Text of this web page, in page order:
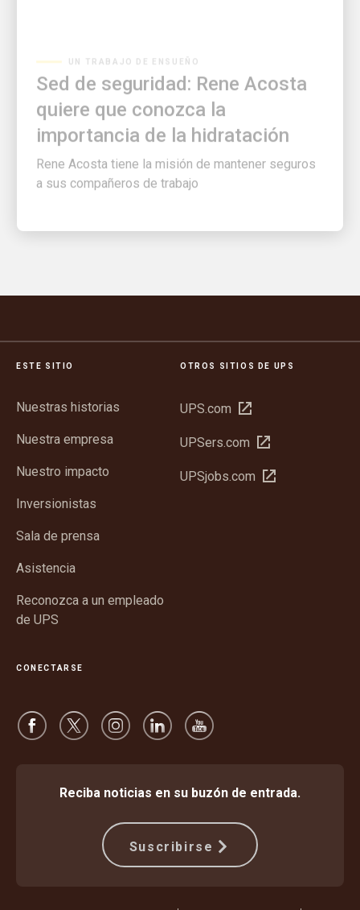
Sed de seguridad: Rene Acosta
quiere que conozca la
importancia de la hidratación
Rene Acosta tiene la misión de mantener seguros
a sus compañeros de trabajo
ESTE SITIO
Nuestras historias
Nuestra empresa
Nuestro impacto
Inversionistas
Sala de prensa
Asistencia
Reconozca a un empleado
de UPS
OTROS SITIOS DE UPS
UPS.com Abrir
una
nueva
UPSers.com Abrir
una
UPSjobs.com Abrir
CONECTARSE
Reciba noticias en su buzón de entrada.
Suscribirse